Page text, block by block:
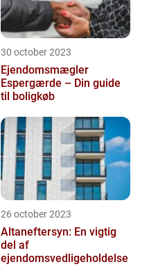
30 october 2023
Ejendomsmægler
Espergærde – Din guide
til boligkøb
26 october 2023
Altaneftersyn: En vigtig
del af
ejendomsvedligeholdelse